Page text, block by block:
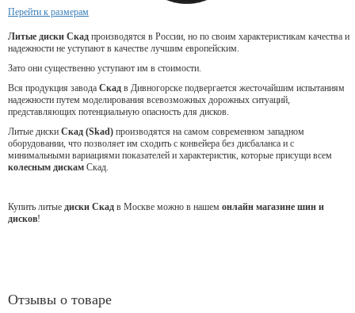
Перейти к размерам
Литые диски Скад производятся в России, но по своим характеристикам качества и
надежности не уступают в качестве лучшим европейским.
Зато они существенно уступают им в стоимости.
Вся продукция завода Скад в Дивногорске подвергается жесточайшим испытаниям
надежности путем моделирования всевозможных дорожных ситуаций,
представляющих потенциальную опасность для дисков.
Литые диски Скад (Skad) производятся на самом современном западном
оборудовании, что позволяет им сходить с конвейера без дисбаланса и с
минимальными вариациями показателей и характеристик, которые присущи всем
колесным дискам Скад.
Купить литые диски Скад в Москве можно в нашем онлайн магазине шин и
дисков!
Отзывы о товаре